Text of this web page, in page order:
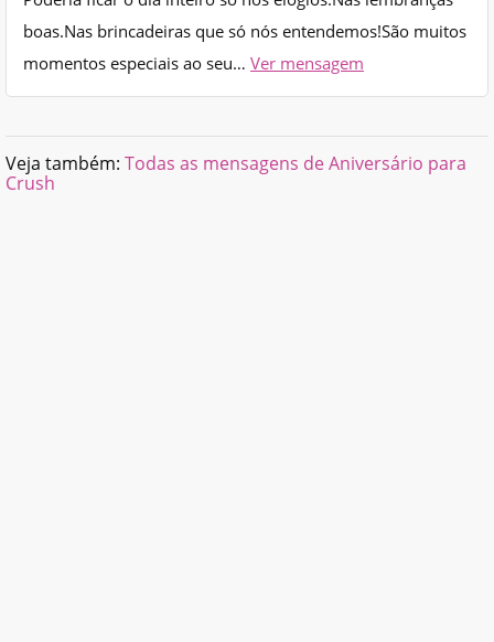
boas.Nas brincadeiras que só nós entendemos!São muitos
momentos especiais ao seu… Ver mensagem
Veja também: Todas as mensagens de Aniversário para
Crush